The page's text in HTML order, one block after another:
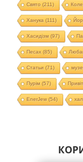
Свято (211)
Ханука (111)
Хасидізм (97)
Песах(85)
Статьи (71)
Пурім (57)
EnerJew(54)